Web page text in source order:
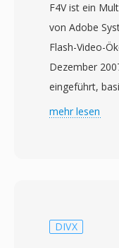
F4V ist ein
von Adobe
Flash-Video-
Dezember
eingeführt,
Media File
die
mehr lesen
DIVX